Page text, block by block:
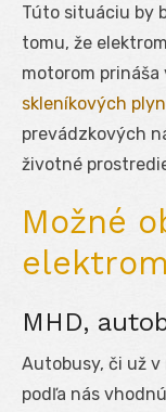
Túto situáciu by
tomu, že
motorom prináša
skleníkových
prevádzkových
životné
Možné
MHD,
Autobusy, či už
podľa nás